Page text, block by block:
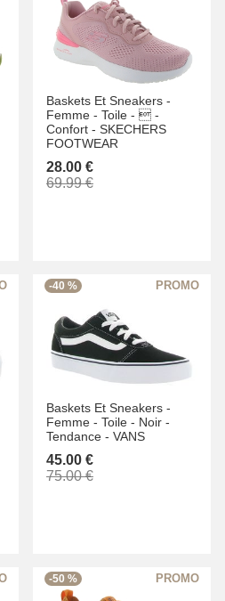
Baskets Et Sneakers -
Femme - Toile -  -
Confort - SKECHERS
FOOTWEAR
28.00 €
69.99 €
-40 %
Baskets Et Sneakers -
Femme - Toile - Noir -
Tendance - VANS
45.00 €
75.00 €
-50 %